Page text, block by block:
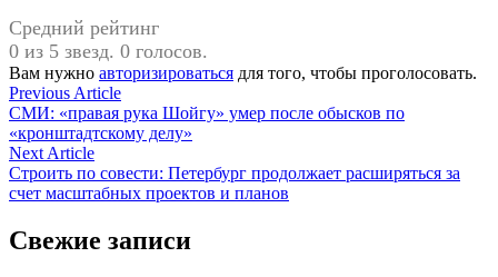
Средний рейтинг
0 из 5 звезд. 0 голосов.
Вам нужно авторизироваться для того, чтобы проголосовать.
Навигация
по
записям
Previous ArticlePrevious
article:
СМИ: «правая рука Шойгу» умер после обысков по
«кронштадтскому делу»
Next ArticleNext
article:
Строить по совести: Петербург продолжает расширяться за
счет масштабных проектов и планов
Свежие записи